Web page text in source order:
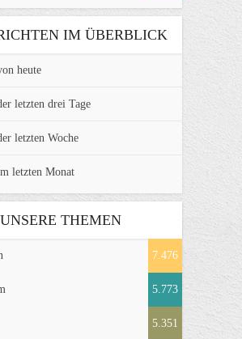
IM ÜBERBLICK
heute
letzten drei Tage
letzten Woche
letzten Monat
UNSERE THEMEN
7.476
5.773
5.351